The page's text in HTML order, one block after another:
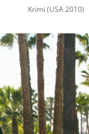
Krimi (USA 2010)